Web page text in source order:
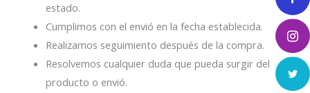
estado.
Cumplimos con el envió en la fecha establecida.
Realizamos seguimiento después de la compra.
Resolvemos cualquier duda que pueda surgir del
producto o envió.